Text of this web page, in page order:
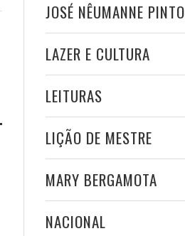
JOSÉ NÊUMANNE PINTO
LAZER E CULTURA
LEITURAS
LIÇÃO DE MESTRE
MARY BERGAMOTA
NACIONAL